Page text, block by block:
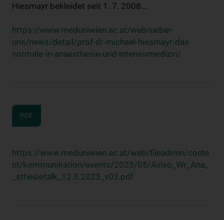
Hiesmayr bekleidet seit 1. 7. 2008...
https://www.meduniwien.ac.at/web/ueber-
uns/news/detail/prof-dr-michael-hiesmayr-das-
normale-in-anaesthesie-und-intensivmedizin/
PDF
https://www.meduniwien.ac.at/web/fileadmin/conte
nt/kommunikation/events/2023/05/Aviso_Wr_Ana_
_sthesietalk_12.5.2023_v03.pdf